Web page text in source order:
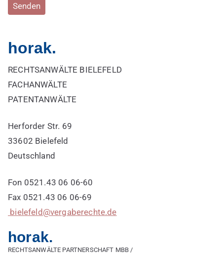
Bitte lasse dieses Feld leer.
horak.
RECHTSANWÄLTE BIELEFELD
FACHANWÄLTE
PATENTANWÄLTE
Herforder Str. 69
33602 Bielefeld
Deutschland
Fon 0521.43 06 06-60
Fax 0521.43 06 06-69
bielefeld@vergaberechte.de
horak.
RECHTSANWÄLTE PARTNERSCHAFT MBB /